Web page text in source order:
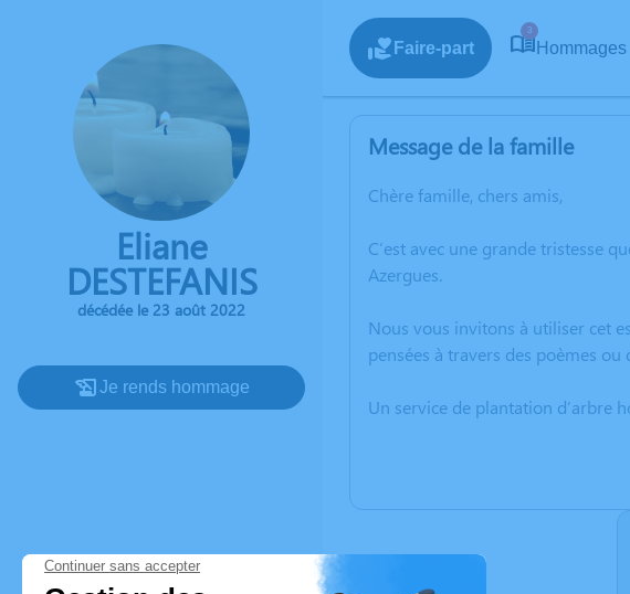
Eliane
DESTEFANIS
décédée le 23 août 2022
Je rends hommage
Faire-part
3
Hommages
Message de la famille
Chère famille, chers amis,
C’est avec une grande tristesse
Azergues.
Nous vous invitons à utiliser cet
pensées à travers des poèmes ou
Un service de plantation d’arbre